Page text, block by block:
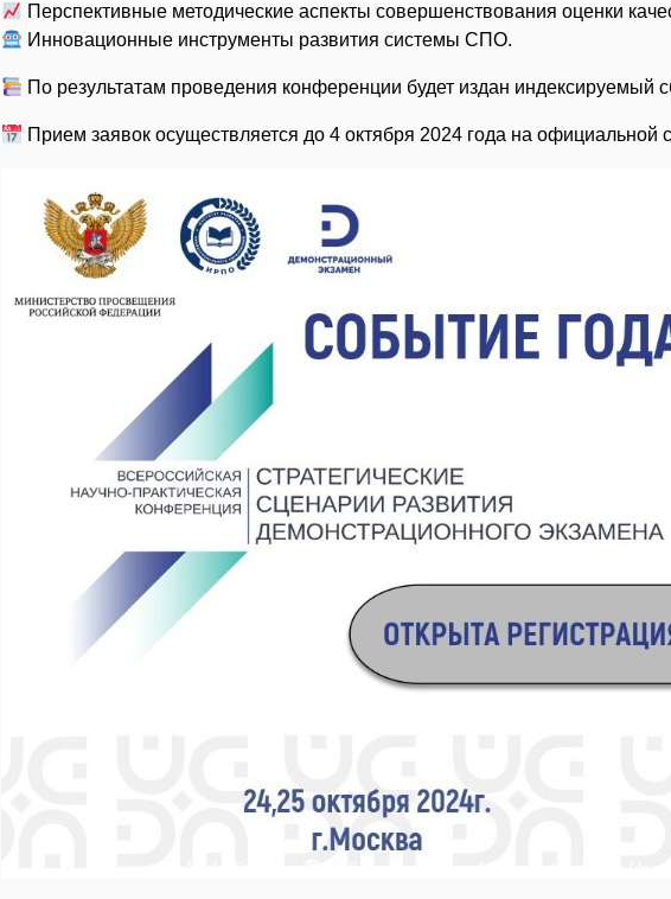
Перспективные методические аспекты совершенствования оценки
Инновационные инструменты развития системы СПО.
По результатам проведения конференции будет издан индексируемый
Прием заявок осуществляется до 4 октября 2024 года на